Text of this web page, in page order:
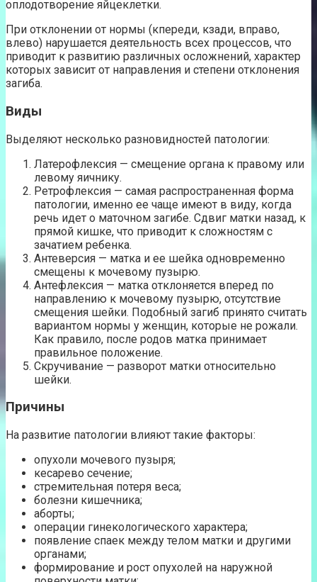
оплодотворение яйцеклетки.
При отклонении от нормы (кпереди, кзади, вправо,
влево) нарушается деятельность всех процессов, что
приводит к развитию различных осложнений, характер
которых зависит от направления и степени отклонения
загиба.
Виды
Выделяют несколько разновидностей патологии:
Латерофлексия — смещение органа к правому или
левому яичнику.
Ретрофлексия — самая распространенная форма
патологии, именно ее чаще имеют в виду, когда
речь идет о маточном загибе. Сдвиг матки назад, к
прямой кишке, что приводит к сложностям с
зачатием ребенка.
Антеверсия — матка и ее шейка одновременно
смещены к мочевому пузырю.
Антефлексия — матка отклоняется вперед по
направлению к мочевому пузырю, отсутствие
смещения шейки. Подобный загиб принято считать
вариантом нормы у женщин, которые не рожали.
Как правило, после родов матка принимает
правильное положение.
Скручивание — разворот матки относительно
шейки.
Причины
На развитие патологии влияют такие факторы:
опухоли мочевого пузыря;
кесарево сечение;
стремительная потеря веса;
болезни кишечника;
аборты;
операции гинекологического характера;
появление спаек между телом матки и другими
органами;
формирование и рост опухолей на наружной